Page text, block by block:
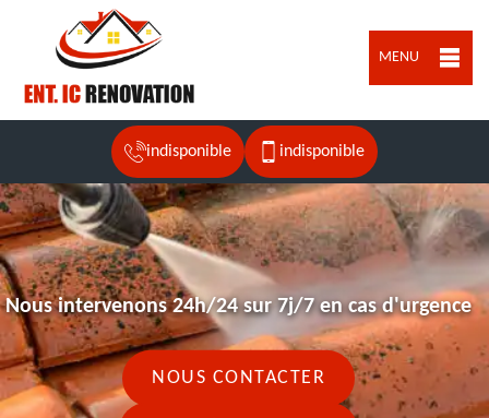
MENU
indisponible indisponible
Nous intervenons 24h/24 sur 7j/7 en cas d'urgence
NOUS CONTACTER